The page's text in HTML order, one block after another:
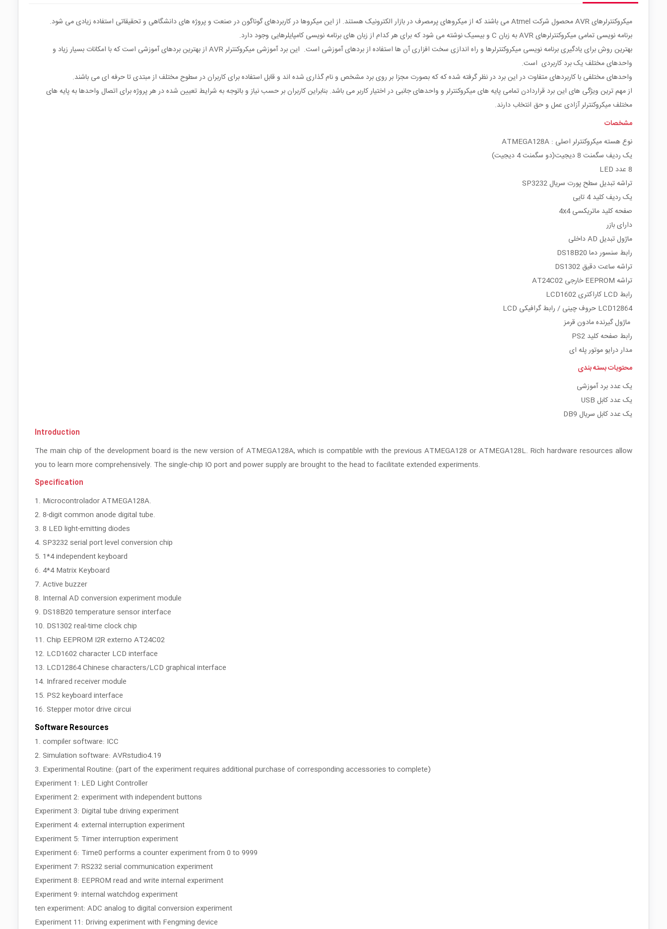
میکروکنترلرهای AVR محصول شرکت Atmel می باشند که از میکروهای پرمصرف در بازار الکترونیک هستند. از این میکروها در کاربردهای گوناگون در صنعت و پروژه های دانشگاهی و تحقیقاتی استفاده زیادی می شود.
برنامه نویسی تمامی میکروکنترلرهای AVR به زبان C و بیسیک نوشته می شود که برای هر کدام از زبان های برنامه نویسی کامپایلرهایی وجود دارد.
بهترین روش برای یادگیری برنامه نویسی میکروکنترلرها و راه اندازی سخت افزاری آن ها استفاده از بردهای آموزشی است. این برد آموزشی میکروکنترلر AVR از بهترین بردهای آموزشی است که با امکانات بسیار زیاد و
واحدهای مختلف یک برد کاربردی است.
واحدهای مختلفی با کاربردهای متفاوت در این برد در نظر گرفته شده که که بصورت مجزا بر روی برد مشخص و نام گذاری شده اند و قابل استفاده برای کاربران در سطوح مختلف از مبتدی تا حرفه ای می باشند.
از مهم ترین ویژگی های این برد قراردادن تمامی پایه های میکروکنترلر و واحدهای جانبی در اختیار کاربر می باشد. بنابراین کاربران بر حسب نیاز و باتوجه به شرایط تعیین شده در هر پروژه برای اتصال واحدها به پایه های
مختلف میکروکنترلر آزادی عمل و حق انتخاب دارند.
مشخصات
نوع هسته میکروکنترلر اصلی : ATMEGA128A
یک ردیف سگمنت 8 دیجیت(دو سگمنت 4 دیجیت)
8 عدد LED
تراشه تبدیل سطح پورت سریال SP3232
یک ردیف کلید 4 تایی
صفحه کلید ماتریکسی 4x4
دارای بازر
ماژول تبدیل AD داخلی
رابط سنسور دما DS18B20
تراشه ساعت دقیق DS1302
تراشه EEPROM خارجی AT24C02
رابط LCD کاراکتری LCD1602
LCD12864 حروف چینی / رابط گرافیکی LCD
ماژول گیرنده مادون قرمز
رابط صفحه کلید PS2
مدار درایو موتور پله ای
محتویات بسته بندی
یک عدد برد آموزشی
یک عدد کابل USB
یک عدد کابل سریال DB9
Introduction
The main chip of the development board is the new version of ATMEGA128A, which is compatible with the previous ATMEGA128 or ATMEGA128L. Rich hardware resources allow
you to learn more comprehensively. The single-chip IO port and power supply are brought to the head to facilitate extended experiments.
Specification
1. Microcontrolador ATMEGA128A.
2. 8-digit common anode digital tube.
3. 8 LED light-emitting diodes
4. SP3232 serial port level conversion chip
5. 1*4 independent keyboard
6. 4*4 Matrix Keyboard
7. Active buzzer
8. Internal AD conversion experiment module
9. DS18B20 temperature sensor interface
10. DS1302 real-time clock chip
11. Chip EEPROM I2R externo AT24C02
12. LCD1602 character LCD interface
13. LCD12864 Chinese characters/LCD graphical interface
14. Infrared receiver module
15. PS2 keyboard interface
16. Stepper motor drive circui
Software Resources
1. compiler software: ICC
2. Simulation software: AVRstudio4.19
3. Experimental Routine: (part of the experiment requires additional purchase of corresponding accessories to complete)
Experiment 1: LED Light Controller
Experiment 2: experiment with independent buttons
Experiment 3: Digital tube driving experiment
Experiment 4: external interruption experiment
Experiment 5: Timer interruption experiment
Experiment 6: Time0 performs a counter experiment from 0 to 9999
Experiment 7: RS232 serial communication experiment
Experiment 8: EEPROM read and write internal experiment
Experiment 9: internal watchdog experiment
ten experiment: ADC analog to digital conversion experiment
Experiment 11: Driving experiment with Fengming device